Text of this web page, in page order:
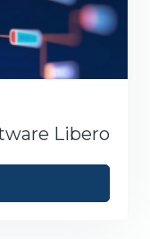
Libero